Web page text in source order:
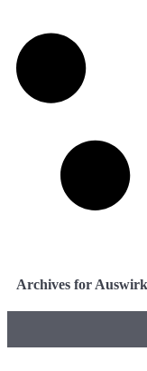
Archives for